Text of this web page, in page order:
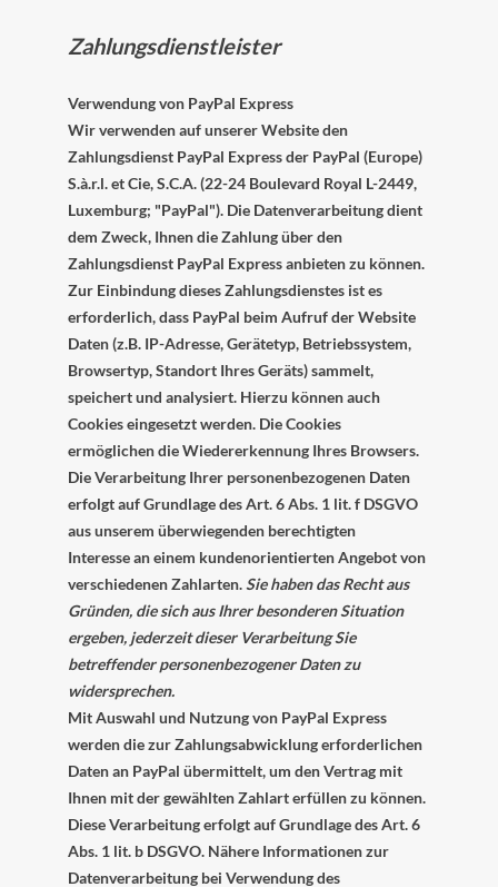
Zahlungsdienstleister
Verwendung von PayPal Express
Wir verwenden auf unserer Website den
Zahlungsdienst PayPal Express der PayPal (Europe)
S.à.r.l. et Cie, S.C.A. (22-24 Boulevard Royal L-2449,
Luxemburg; "PayPal"). Die Datenverarbeitung dient
dem Zweck, Ihnen die Zahlung über den
Zahlungsdienst PayPal Express anbieten zu können.
Zur Einbindung dieses Zahlungsdienstes ist es
erforderlich, dass PayPal beim Aufruf der Website
Daten (z.B. IP-Adresse, Gerätetyp, Betriebssystem,
Browsertyp, Standort Ihres Geräts) sammelt,
speichert und analysiert. Hierzu können auch
Cookies eingesetzt werden. Die Cookies
ermöglichen die Wiedererkennung Ihres Browsers.
Die Verarbeitung Ihrer personenbezogenen Daten
erfolgt auf Grundlage des Art. 6 Abs. 1 lit. f DSGVO
aus unserem überwiegenden berechtigten
Interesse an einem kundenorientierten Angebot von
verschiedenen Zahlarten.Sie haben das Recht aus
Gründen, die sich aus Ihrer besonderen Situation
ergeben, jederzeit dieser Verarbeitung Sie
betreffender personenbezogener Daten zu
widersprechen.
Mit Auswahl und Nutzung von PayPal Express
werden die zur Zahlungsabwicklung erforderlichen
Daten an PayPal übermittelt, um den Vertrag mit
Ihnen mit der gewählten Zahlart erfüllen zu können.
Diese Verarbeitung erfolgt auf Grundlage des Art. 6
Abs. 1 lit. b DSGVO. Nähere Informationen zur
Datenverarbeitung bei Verwendung des